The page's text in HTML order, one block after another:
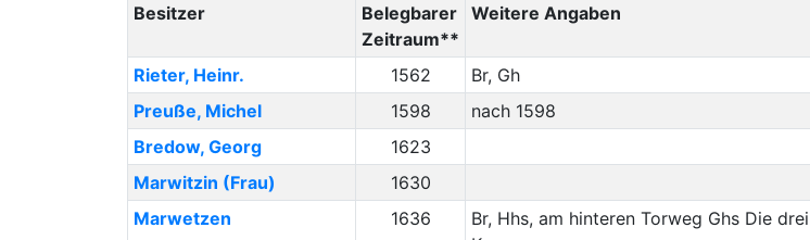
Besitzer
Belegbarer
Zeitraum**
Weitere Angaben
Rieter, Heinr. 1562
Br, Gh
Preuße, Michel 1598
nach 1598
Bredow, Georg
1623
Marwitzin (Frau)
1630
Marwetzen
1636
Br, Hhs, am hinteren Torweg Ghs Die drei